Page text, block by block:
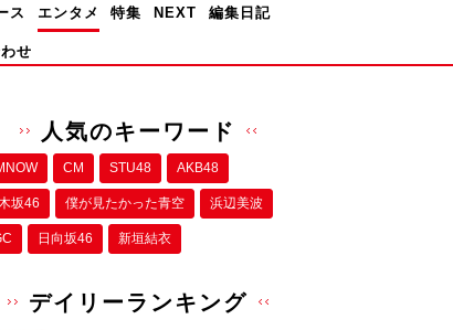
ス エンタメ 特集 NEXT 編集日記
せ
人気のキーワード
CM STU48 AKB48
坂46 僕が⾒たかった⻘空 浜辺美波
日向坂46 新垣結衣
デイリーランキング